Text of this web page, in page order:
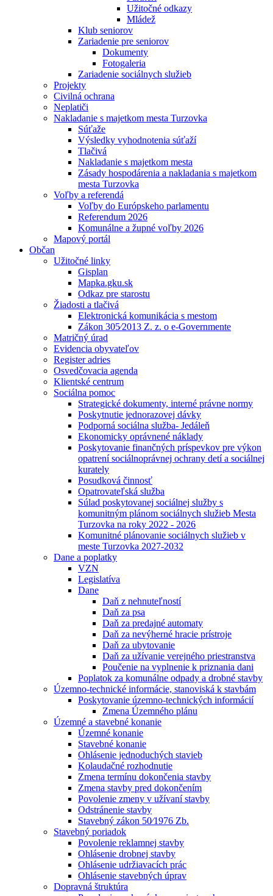
Užitočné odkazy
Mládež
Klub seniorov
Zariadenie pre seniorov
Dokumenty
Fotogaleria
Zariadenie sociálnych služieb
Projekty
Civilná ochrana
Neplatiči
Nakladanie s majetkom mesta Turzovka
Súťaže
Výsledky vyhodnotenia súťaží
Tlačivá
Nakladanie s majetkom mesta
Zásady hospodárenia a nakladania s majetkom
mesta Turzovka
Voľby a referendá
Voľby do Európskeho parlamentu
Referendum 2026
Komunálne a župné voľby 2026
Mapový portál
Občan
Užitočné linky
Gisplan
Mapka.gku.sk
Odkaz pre starostu
Žiadosti a tlačivá
Elektronická komunikácia s mestom
Zákon 305⁄2013 Z. z. o e-Governmente
Matričný úrad
Evidencia obyvateľov
Register adries
Osvedčovacia agenda
Klientské centrum
Sociálna pomoc
Strategické dokumenty, interné právne normy
Poskytnutie jednorazovej dávky
Podporná sociálna služba- Jedáleň
Ekonomicky oprávnené náklady
Poskytovanie finančných príspevkov pre výkon
opatrení sociálnoprávnej ochrany detí a sociálnej
kurately
Posudková činnosť
Opatrovateľská služba
Súlad poskytovanej sociálnej služby s
komunitným plánom sociálnych služieb Mesta
Turzovka na roky 2022 - 2026
Komunitné plánovanie sociálnych služieb v
meste Turzovka 2027-2032
Dane a poplatky
VZN
Legislatíva
Dane
Daň z nehnuteľností
Daň za psa
Daň za predajné automaty
Daň za nevýherné hracie prístroje
Daň za ubytovanie
Daň za užívanie verejného priestranstva
Poučenie na vyplnenie k priznania dani
Poplatok za komunálne odpady a drobné stavby
Územno-technické informácie, stanoviská k stavbám
Poskytovanie územno-technických informácií
Zmena Územného plánu
Územné a stavebné konanie
Územné konanie
Stavebné konanie
Ohlásenie jednoduchých stavieb
Kolaudačné rozhodnutie
Zmena termínu dokončenia stavby
Zmena stavby pred dokončením
Povolenie zmeny v užívaní stavby
Odstránenie stavby
Stavebný zákon 50⁄1976 Zb.
Stavebný poriadok
Povolenie reklamnej stavby
Ohlásenie drobnej stavby
Ohlásenie udržiavacích prác
Ohlásenie stavebných úprav
Dopravná štruktúra